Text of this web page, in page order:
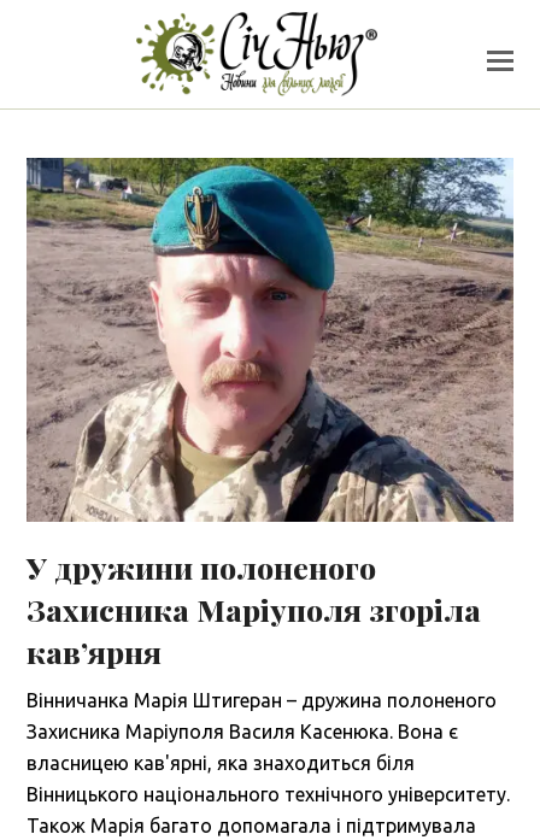
У дружини полоненого
Захисника Маріуполя згоріла
кав’ярня
Вінничанка Марія Штигеран – дружина полоненого
Захисника Маріуполя Василя Касенюка. Вона є
власницею кав'ярні, яка знаходиться біля
Вінницького національного технічного університету.
Також Марія багато допомагала і підтримувала